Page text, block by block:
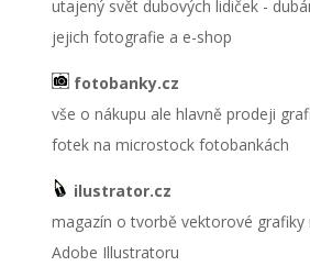
utajený svět dubových lidiček -
jejich fotografie a e-shop
fotobanky.cz
vše o nákupu ale hlavně prodeji
fotek na microstock fotobankách
ilustrator.cz
magazín o tvorbě vektorové grafiky
Adobe Illustratoru